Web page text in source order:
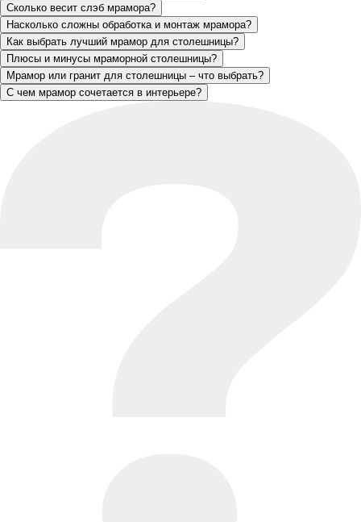
Сколько весит слэб мрамора?
Насколько сложны обработка и монтаж мрамора?
Как выбрать лучший мрамор для столешницы?
Плюсы и минусы мраморной столешницы?
Мрамор или гранит для столешницы – что выбрать?
С чем мрамор сочетается в интерьере?